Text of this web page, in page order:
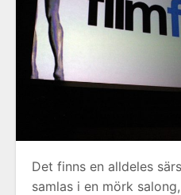
Det finns en alldeles
samlas i en mörk